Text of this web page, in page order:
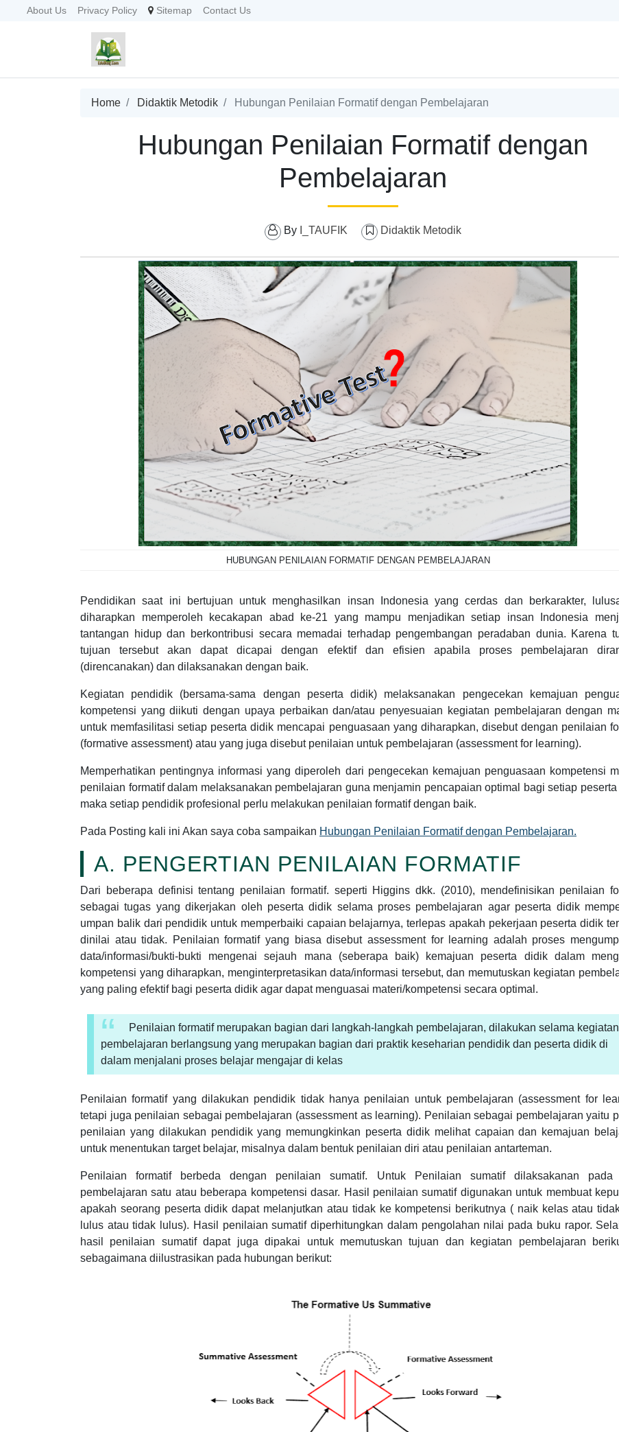
About Us Privacy Policy Sitemap Contact Us
Home Didaktik Metodik Hubungan Penilaian Formatif dengan Pembelajaran
Hubungan Penilaian Formatif dengan
Pembelajaran
By I_TAUFIK Didaktik Metodik
HUBUNGAN PENILAIAN FORMATIF DENGAN PEMBELAJARAN
Pendidikan saat ini bertujuan untuk menghasilkan insan Indonesia yang cerdas dan berkarakter,
diharapkan memperoleh kecakapan abad ke-21 yang mampu menjadikan setiap insan Indonesia
tantangan hidup dan berkontribusi secara memadai terhadap pengembangan peradaban dunia. Karena
tujuan tersebut akan dapat dicapai dengan efektif dan efisien apabila proses pembelajaran
(direncanakan) dan dilaksanakan dengan baik.
Kegiatan pendidik (bersama-sama dengan peserta didik) melaksanakan pengecekan kemajuan
kompetensi yang diikuti dengan upaya perbaikan dan/atau penyesuaian kegiatan pembelajaran dengan
untuk memfasilitasi setiap peserta didik mencapai penguasaan yang diharapkan, disebut dengan penilaian
(formative assessment) atau yang juga disebut penilaian untuk pembelajaran (assessment for learning).
Memperhatikan pentingnya informasi yang diperoleh dari pengecekan kemajuan penguasaan kompetensi
penilaian formatif dalam melaksanakan pembelajaran guna menjamin pencapaian optimal bagi setiap peserta
maka setiap pendidik profesional perlu melakukan penilaian formatif dengan baik.
Pada Posting kali ini Akan saya coba sampaikan Hubungan Penilaian Formatif dengan Pembelajaran.
A. PENGERTIAN PENILAIAN FORMATIF
Dari beberapa definisi tentang penilaian formatif. seperti Higgins dkk. (2010), mendefinisikan penilaian
sebagai tugas yang dikerjakan oleh peserta didik selama proses pembelajaran agar peserta didik
umpan balik dari pendidik untuk memperbaiki capaian belajarnya, terlepas apakah pekerjaan peserta didik
dinilai atau tidak. Penilaian formatif yang biasa disebut assessment for learning adalah proses
data/informasi/bukti-bukti mengenai sejauh mana (seberapa baik) kemajuan peserta didik dalam
kompetensi yang diharapkan, menginterpretasikan data/informasi tersebut, dan memutuskan kegiatan
yang paling efektif bagi peserta didik agar dapat menguasai materi/kompetensi secara optimal.
Penilaian formatif merupakan bagian dari langkah-langkah pembelajaran, dilakukan selama kegiatan
pembelajaran berlangsung yang merupakan bagian dari praktik keseharian pendidik dan peserta didik di
dalam menjalani proses belajar mengajar di kelas
Penilaian formatif yang dilakukan pendidik tidak hanya penilaian untuk pembelajaran (assessment for
tetapi juga penilaian sebagai pembelajaran (assessment as learning). Penilaian sebagai pembelajaran yaitu
penilaian yang dilakukan pendidik yang memungkinkan peserta didik melihat capaian dan kemajuan
untuk menentukan target belajar, misalnya dalam bentuk penilaian diri atau penilaian antarteman.
Penilaian formatif berbeda dengan penilaian sumatif. Untuk Penilaian sumatif dilaksakanan pada
pembelajaran satu atau beberapa kompetensi dasar. Hasil penilaian sumatif digunakan untuk membuat
apakah seorang peserta didik dapat melanjutkan atau tidak ke kompetensi berikutnya ( naik kelas atau
lulus atau tidak lulus). Hasil penilaian sumatif diperhitungkan dalam pengolahan nilai pada buku rapor.
hasil penilaian sumatif dapat juga dipakai untuk memutuskan tujuan dan kegiatan pembelajaran
sebagaimana diilustrasikan pada hubungan berikut: